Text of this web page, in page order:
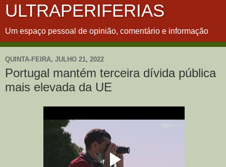
ULTRAPERIFERIAS
Um espaço pessoal de opinião, comentário e informação
QUINTA-FEIRA, JULHO 21, 2022
Portugal mantém terceira dívida pública
mais elevada da UE